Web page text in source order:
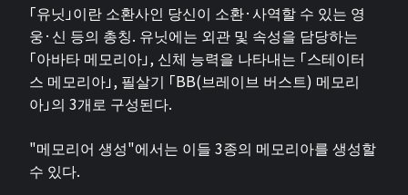
「유닛」이란 소환사인 당신이 소환·사역할 수 있는 영
웅·신 등의 총칭. 유닛에는 외관 및 속성을 담당하는
「아바타 메모리아」, 신체 능력을 나타내는 「스테이터
스 메모리아」, 필살기 「BB(브레이브 버스트) 메모리
아」의 3개로 구성된다.
"메모리어 생성"에서는 이들 3종의 메모리아를 생성할
수 있다.